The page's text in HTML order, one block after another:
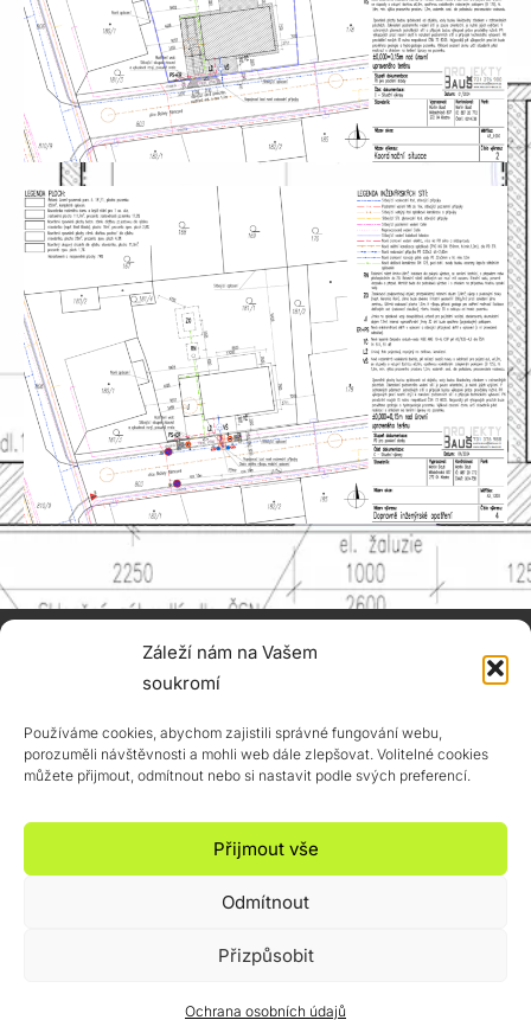
Záleží nám na Vašem
soukromí
Používáme cookies, abychom zajistili správné fungování webu,
porozuměli návštěvnosti a mohli web dále zlepšovat. Volitelné cookies
můžete přijmout, odmítnout nebo si nastavit podle svých preferencí.
Přijmout vše
Odmítnout
Přizpůsobit
Ochrana osobních údajů
MARTIN BAUŠ
+420 731 376 988
baus.cz
IČ: 887 20 772
Členské číslo ČKAIT: